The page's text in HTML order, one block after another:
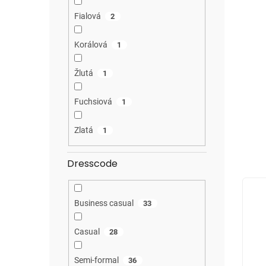
Fialová 2
Korálová 1
Žlutá 1
Fuchsiová 1
Zlatá 1
Dresscode
Business casual 33
Casual 28
Semi-formal 36